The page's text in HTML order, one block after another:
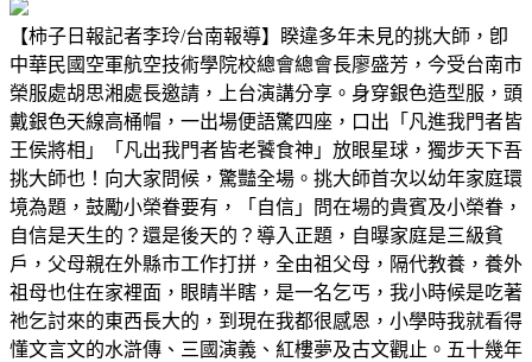
【柿子日報記者李玲/台南報導】睽違多年未見的挑大師，卽
中華民國空軍航空技術學院校總會總會長廖盛芳，今受台南市
榮服處胡思湘處長邀請，上台演講分享。身穿銀色造型服，頭
戴銀色天線高桶帽，一出場便語驚四座，口出「凡進我門者皆
王侯將相」「凡出我門者皆老饕食神」放眼星球，獨步天下吾
挑大師也！向大家問候，驚豔全場。挑大師首次以幼年家庭環
境為題，鼓勵小榮眷要有，「自信」問在場的貴賓及小榮眷，
自信是天生的？還是後天的？導入正題，自曝家庭是三級貧
戶，父母親在外縣市工作打拼，全由祖父母，隔代教養，養外
祖母也住在家裡面，眼睛半瞎，是一名乞丐，我小時候是吃著
祂乞討來的東西長大的，到現在我都很感恩，小學時我就看得
懂文言文的水滸傳、三國演義、紅樓夢及古文觀止。五十幾年